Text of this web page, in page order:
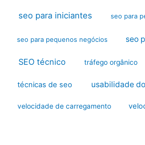
seo para iniciantes seo para
seo para pequenos negócios seo
SEO técnico tráfego orgânico
técnicas de seo usabilidade
velocidade de carregamento